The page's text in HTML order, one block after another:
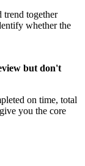
trend together
whether the
but don't
on time, total
you the core